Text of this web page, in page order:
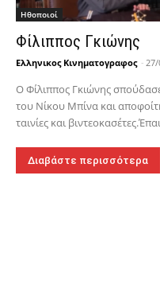
Hθοποιοί
Φίλιππος Γκιώνης
Ελληνικος Κινηματογραφος -
Ο Φίλιππος Γκιώνης
του Νίκου Μπίνα και
ταινίες και
Διαβάστε περισσότερα